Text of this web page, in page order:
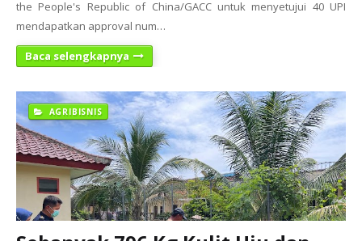
the People's Republic of China/GACC untuk menyetujui 40 UPI
mendapatkan approval num…
Baca selengkapnya
AGRIBISNIS